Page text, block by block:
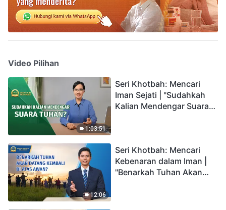
Video Pilihan
1:03:51
Seri Khotbah: Mencari
Iman Sejati | "Sudahkah
Kalian Mendengar Suara
12:06
Seri Khotbah: Mencari
Kebenaran dalam Iman |
"Benarkah Tuhan Akan